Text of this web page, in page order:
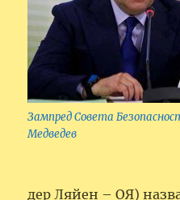
Зампред Совета
Медведев
дер Ляйен – ОЯ)